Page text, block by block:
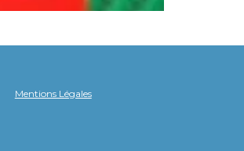
Mentions Légales